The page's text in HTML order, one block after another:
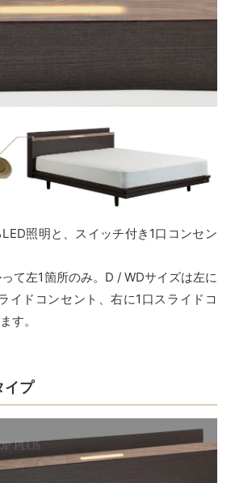
照明と、スイッチ付き1口コンセン
て左1箇所のみ。D / WDサイズは左に
イドコンセント、右に1口スライドコ
す。
イプ